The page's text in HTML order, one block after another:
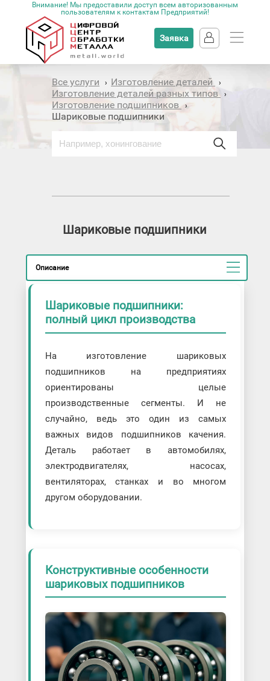
Внимание! Мы предоставили доступ всем авторизованным
пользователям к контактам Предприятий!
Заявка
Все услуги › Изготовление деталей ›
Изготовление деталей разных типов ›
Изготовление подшипников›
Шариковые подшипники
Шариковые подшипники
Описание
Шариковые подшипники:
полный цикл производства
На изготовление шариковых
подшипников на предприятиях
ориентированы целые
производственные сегменты. И не
случайно, ведь это один из самых
важных видов подшипников качения.
Деталь работает в автомобилях,
электродвигателях, насосах,
вентиляторах, станках и во многом
другом оборудовании.
Конструктивные особенности
шариковых подшипников